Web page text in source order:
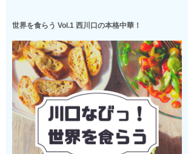
世界を食らう Vol.1 西川口の本格中華！